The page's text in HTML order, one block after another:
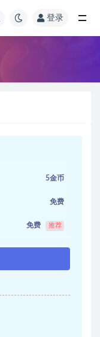
登录
5金币
免费
免费 推荐